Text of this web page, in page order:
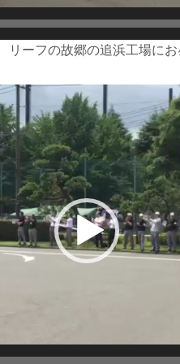
リーフの故郷の追浜工場に